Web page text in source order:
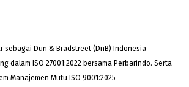
sebagai Dun & Bradstreet (DnB) Indonesia
dalam ISO 27001:2022 bersama Perbarindo. Serta
Manajemen Mutu ISO 9001:2025